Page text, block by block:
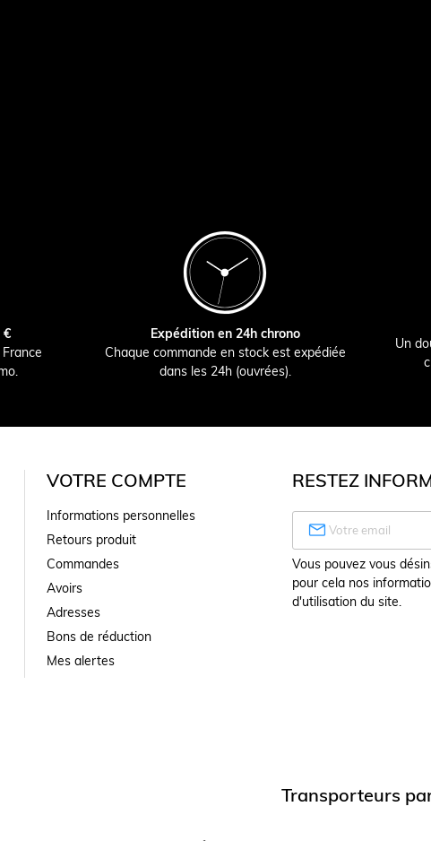
€
Expédition en 24h chrono
Chaque commande en stock est expédiée
dans les 24h (ouvrées).
Un
VOTRE COMPTE
Informations personnelles
Retours produit
Commandes
Avoirs
Adresses
Bons de réduction
Mes alertes
RESTEZ

Vous pouvez vous
pour cela nos
d'utilisation du site.
Transporteurs